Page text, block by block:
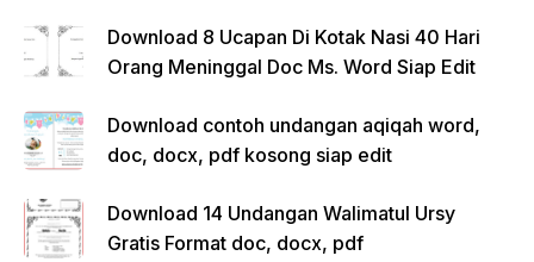
Download 8 Ucapan Di Kotak Nasi 40 Hari
Orang Meninggal Doc Ms. Word Siap Edit
Download contoh undangan aqiqah word,
doc, docx, pdf kosong siap edit
Download 14 Undangan Walimatul Ursy
Gratis Format doc, docx, pdf